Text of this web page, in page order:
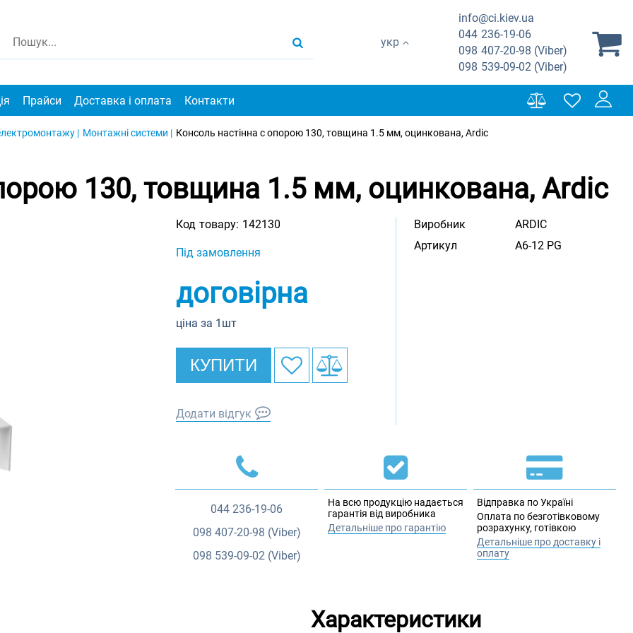
укр
info@ci.kiev.ua
044 236-19-06
098 407-20-98 (Viber)
098 539-09-02 (Viber)
Прайси Доставка і оплата Контакти
| Монтажні системи | Консоль настінна c опорою 130, товщина 1.5 мм, оцинкована, Ardic
130, товщина 1.5 мм, оцинкована, Ardic
Код товару: 142130
Під замовлення
договірна
ціна за 1шт
КУПИТИ
Додати відгук
Виробник
ARDIC
Артикул
A6-12 PG
044 236-19-06
098 407-20-98 (Viber)
098 539-09-02 (Viber)
На всю продукцію надається
гарантія від виробника
Детальніше про гарантію
Відправка по Україні
Оплата по безготівковому
розрахунку, готівкою
Детальніше про доставку і
оплату
Характеристики